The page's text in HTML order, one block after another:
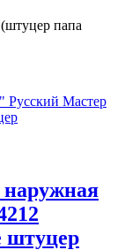
папа
наружная
штуцер